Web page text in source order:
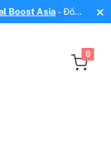
Boost Asia- Đối
tăng follow uy tín!
0